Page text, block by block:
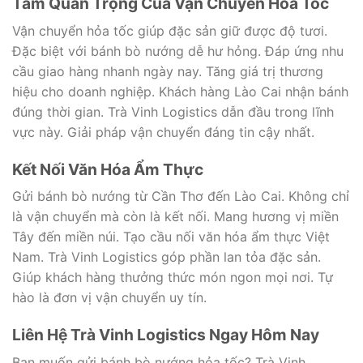
Vận chuyển hỏa tốc giúp đặc sản giữ được độ tươi.
Đặc biệt với bánh bò nướng dễ hư hỏng. Đáp ứng nhu
cầu giao hàng nhanh ngày nay. Tăng giá trị thương
hiệu cho doanh nghiệp. Khách hàng Lào Cai nhận bánh
đúng thời gian. Trà Vinh Logistics dẫn đầu trong lĩnh
vực này. Giải pháp vận chuyển đáng tin cậy nhất.
Kết Nối Văn Hóa Ẩm Thực
Gửi bánh bò nướng từ Cần Thơ đến Lào Cai. Không chỉ
là vận chuyển mà còn là kết nối. Mang hương vị miền
Tây đến miền núi. Tạo cầu nối văn hóa ẩm thực Việt
Nam. Trà Vinh Logistics góp phần lan tỏa đặc sản.
Giúp khách hàng thưởng thức món ngon mọi nơi. Tự
hào là đơn vị vận chuyển uy tín.
Liên Hệ Trà Vinh Logistics Ngay Hôm Nay